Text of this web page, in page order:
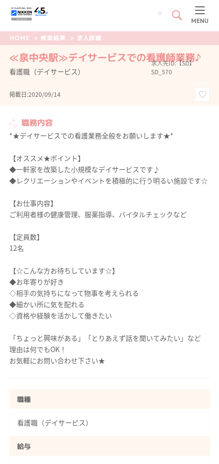
MENU
HOME > 検索結果 > 求人詳細
≪泉中央駅≫デイサービスでの看護師業務♪
看護職（デイサービス）
求人先ID:【SD】
SD_570
掲載日:2020/09/14
職務内容
*★デイサービスでの看護業務全般をお願いします★*
【オススメ★ポイント】
◆一軒家を改築した小規模なデイサービスです♪
◆レクリエーションやイベントを積極的に行う明るい施設です☆
【お仕事内容】
ご利用者様の健康管理、服薬指導、バイタルチェックなど
【定員数】
12名
【☆こんな方お待ちしています☆】
◆お年寄りが好き
◇相手の気持ちになって物事を考えられる
◆細かい所に気を配れる
◇資格や経験を活かして働きたい
「ちょっと興味がある」「とりあえず話を聞いてみたい」など
理由は何でもOK！
お気軽にお問い合わせ下さい★
職種
看護職（デイサービス）
給与